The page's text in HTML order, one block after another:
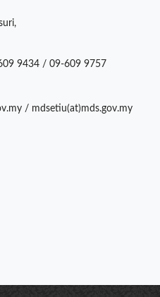
9434 / 09-609 9757
/ mdsetiu(at)mds.gov.my